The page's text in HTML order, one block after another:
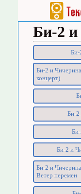
Би-2
Би-
Би-2 и
концерт)
Би-2
Би-2 и
Би-2 и
Ветер перемен